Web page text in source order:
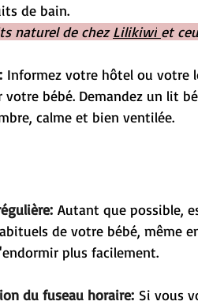
de bain.
naturel de chez Lilikiwi et
Informez votre hôtel ou votre
bébé. Demandez un lit
calme et bien ventilée.
Autant que possible,
de votre bébé, même
plus facilement.
du fuseau horaire: Si vous